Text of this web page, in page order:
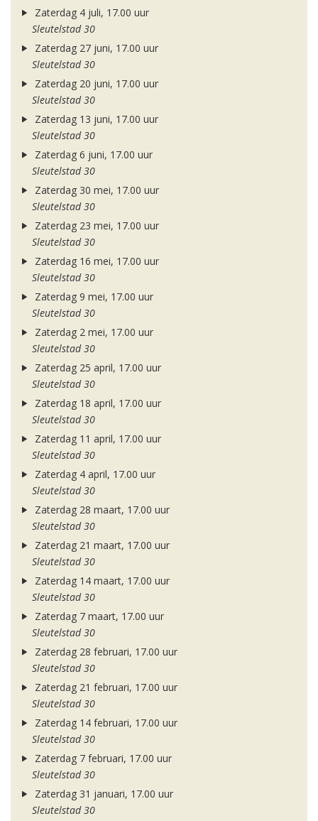
Zaterdag 4 juli, 17.00 uur
Sleutelstad 30
Zaterdag 27 juni, 17.00 uur
Sleutelstad 30
Zaterdag 20 juni, 17.00 uur
Sleutelstad 30
Zaterdag 13 juni, 17.00 uur
Sleutelstad 30
Zaterdag 6 juni, 17.00 uur
Sleutelstad 30
Zaterdag 30 mei, 17.00 uur
Sleutelstad 30
Zaterdag 23 mei, 17.00 uur
Sleutelstad 30
Zaterdag 16 mei, 17.00 uur
Sleutelstad 30
Zaterdag 9 mei, 17.00 uur
Sleutelstad 30
Zaterdag 2 mei, 17.00 uur
Sleutelstad 30
Zaterdag 25 april, 17.00 uur
Sleutelstad 30
Zaterdag 18 april, 17.00 uur
Sleutelstad 30
Zaterdag 11 april, 17.00 uur
Sleutelstad 30
Zaterdag 4 april, 17.00 uur
Sleutelstad 30
Zaterdag 28 maart, 17.00 uur
Sleutelstad 30
Zaterdag 21 maart, 17.00 uur
Sleutelstad 30
Zaterdag 14 maart, 17.00 uur
Sleutelstad 30
Zaterdag 7 maart, 17.00 uur
Sleutelstad 30
Zaterdag 28 februari, 17.00 uur
Sleutelstad 30
Zaterdag 21 februari, 17.00 uur
Sleutelstad 30
Zaterdag 14 februari, 17.00 uur
Sleutelstad 30
Zaterdag 7 februari, 17.00 uur
Sleutelstad 30
Zaterdag 31 januari, 17.00 uur
Sleutelstad 30